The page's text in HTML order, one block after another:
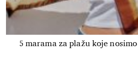
5 marama za plažu koje